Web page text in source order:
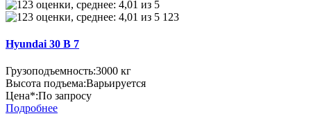
123
Hyundai 30 B 7
Грузоподъемность:3000 кг
Высота подъема:Варьируется
Цена*:По запросу
Подробнее